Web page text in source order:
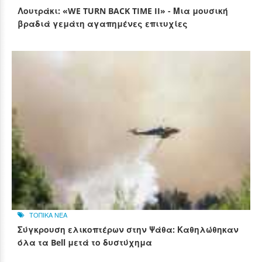
Λουτράκι: «WE TURN BACK TIME II» - Μια μουσική
βραδιά γεμάτη αγαπημένες επιτυχίες
ΤΟΠΙΚΑ ΝΕΑ
Σύγκρουση ελικοπτέρων στην Ψάθα: Καθηλώθηκαν
όλα τα Bell μετά το δυστύχημα